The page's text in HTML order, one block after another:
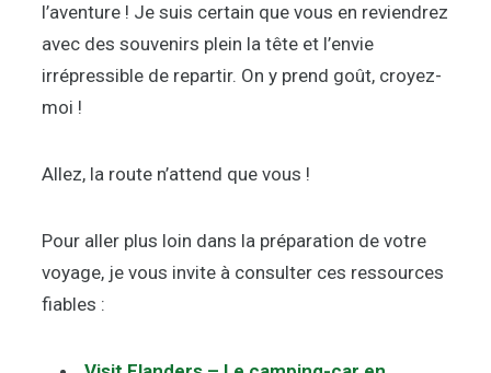
l’aventure ! Je suis certain que vous en reviendrez
avec des souvenirs plein la tête et l’envie
irrépressible de repartir. On y prend goût, croyez-
moi !
Allez, la route n’attend que vous !
Pour aller plus loin dans la préparation de votre
voyage, je vous invite à consulter ces ressources
fiables :